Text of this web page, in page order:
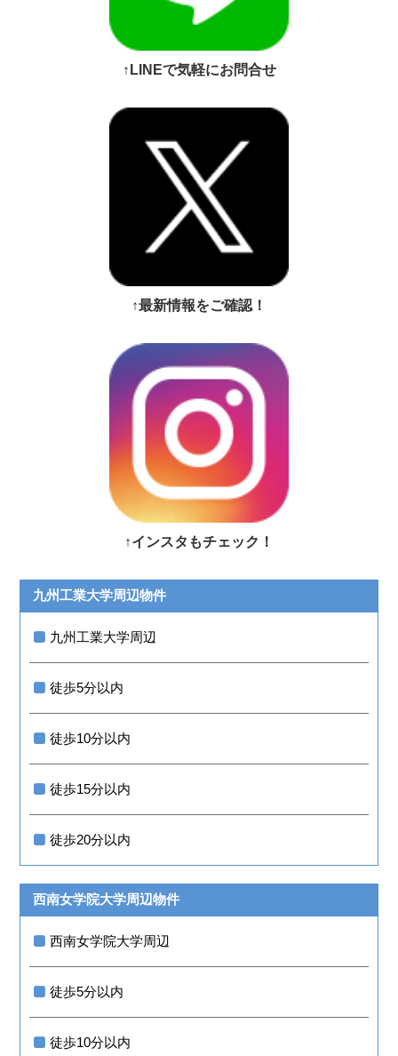
↑LINEで気軽にお問合せ
↑最新情報をご確認！
↑インスタもチェック！
九州工業大学周辺物件
九州工業大学周辺
徒歩5分以内
徒歩10分以内
徒歩15分以内
徒歩20分以内
西南女学院大学周辺物件
西南女学院大学周辺
徒歩5分以内
徒歩10分以内